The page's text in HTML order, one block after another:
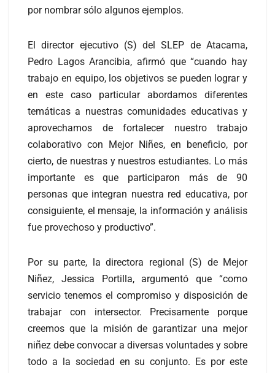
por nombrar sólo algunos ejemplos.
El director ejecutivo (S) del SLEP de Atacama,
Pedro Lagos Arancibia, afirmó que “cuando hay
trabajo en equipo, los objetivos se pueden lograr y
en este caso particular abordamos diferentes
temáticas a nuestras comunidades educativas y
aprovechamos de fortalecer nuestro trabajo
colaborativo con Mejor Niñes, en beneficio, por
cierto, de nuestras y nuestros estudiantes. Lo más
importante es que participaron más de 90
personas que integran nuestra red educativa, por
consiguiente, el mensaje, la información y análisis
fue provechoso y productivo”.
Por su parte, la directora regional (S) de Mejor
Niñez, Jessica Portilla, argumentó que “como
servicio tenemos el compromiso y disposición de
trabajar con intersector. Precisamente porque
creemos que la misión de garantizar una mejor
niñez debe convocar a diversas voluntades y sobre
todo a la sociedad en su conjunto. Es por este